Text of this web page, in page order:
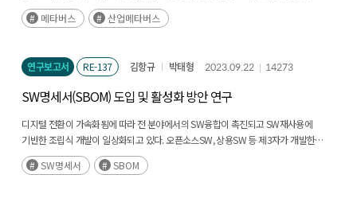
활용에 특화된 메타버스가 중요한 화두로 부상하고 있다. (후략)
메타버스 산업메타버스
연구보고서 RE-137 김항규 박태형 2023.09.22 14273
SW명세서(SBOM) 도입 및 활성화 방안 연구
디지털 전환이 가속화됨에 따라 전 분야에서의 SW융합이 촉진되고 SW재사용에
기반한 조립식 개발이 일상화되고 있다. 오픈소스SW, 상용SW 등 제3자가 개발한
SW를 활용함으로써 신기술 도입이 빨라지고 SW개발 비용이 절감되는 혁신을
가져옴과 동시에 내재된 라이선스·보안·품질 위협도 함께 동반되고 있다. 이에 따라
SW명세서 SBOM